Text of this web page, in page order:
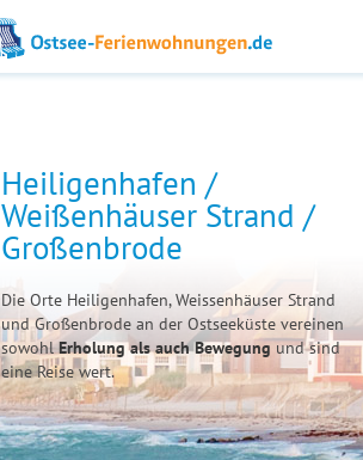
Heiligenhafen /
Weißenhäuser Strand /
Großenbrode
Die Orte Heiligenhafen, Weissenhäuser Strand
und Großenbrode an der Ostseeküste vereinen
sowohlErholung als auch Bewegungund sind
eine Reise wert.